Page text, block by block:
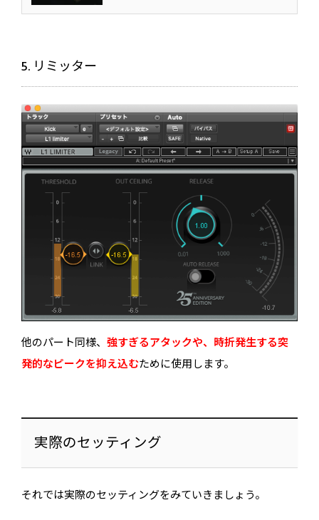
5. リミッター
他のパート同様、強すぎるアタックや、時折発生する突
発的なピークを抑え込むために使用します。
実際のセッティング
それでは実際のセッティングをみていきましょう。